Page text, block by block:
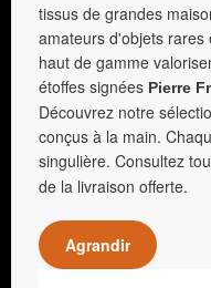
tissus de grandes
amateurs d'objets
haut de gamme
étoffes signées Pierre
Découvrez notre
conçus à la main.
singulière. Consultez
de la livraison offerte.
Agrandir